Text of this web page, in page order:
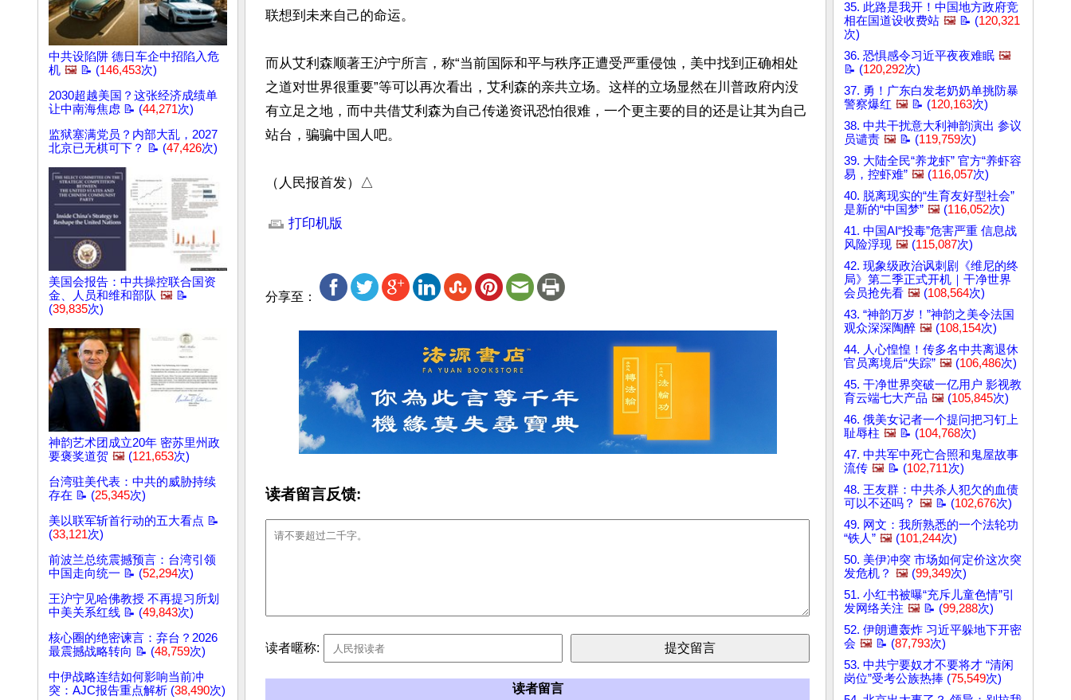
中共设陷阱 德日车企中招陷入危
机 🖼️ 📝 (146,453次)
2030超越美国？这张经济成绩单
让中南海焦虑 📝 (44,271次)
监狱塞满党员？内部大乱，2027
北京已无棋可下？ 📝 (47,426次)
美国会报告：中共操控联合国资
金、人员和维和部队 🖼️ 📝
(39,835次)
神韵艺术团成立20年 密苏里州政
要褒奖道贺 🖼️ (121,653次)
台湾驻美代表：中共的威胁持续
存在 📝 (25,345次)
美以联军斩首行动的五大看点 📝
(33,121次)
前波兰总统震撼预言：台湾引领
中国走向统一 📝 (52,294次)
王沪宁见哈佛教授 不再提习所划
中美关系红线 📝 (49,843次)
核心圈的绝密谏言：弃台？2026
最震撼战略转向 📝 (48,759次)
中伊战略连结如何影响当前冲
突：AJC报告重点解析 (38,490次)
联想到未来自己的命运。
而从艾利森顺著王沪宁所言，称“当前国际和平与秩序正遭受严重侵蚀，美中找到正确相处
之道对世界很重要”等可以再次看出，艾利森的亲共立场。这样的立场显然在川普政府内没
有立足之地，而中共借艾利森为自己传递资讯恐怕很难，一个更主要的目的还是让其为自己
站台，骗骗中国人吧。
（人民报首发）△
打印机版
分享至：
读者留言反馈:
读者暱称:
读者留言
35. 此路是我开！中国地方政府竞
相在国道设收费站 🖼️ 📝 (120,321
次)
36. 恐惧感令习近平夜夜难眠 🖼️
📝 (120,292次)
37. 勇！广东白发老奶奶单挑防暴
警察爆红 🖼️ 📝 (120,163次)
38. 中共干扰意大利神韵演出 参议
员谴责 🖼️ 📝 (119,759次)
39. 大陆全民“养龙虾” 官方“养虾容
易，控虾难” 🖼️ (116,057次)
40. 脱离现实的“生育友好型社会”
是新的“中国梦” 🖼️ (116,052次)
41. 中国AI“投毒”危害严重 信息战
风险浮现 🖼️ (115,087次)
42. 现象级政治讽刺剧《维尼的终
局》第二季正式开机｜干净世界
会员抢先看 🖼️ (108,564次)
43. “神韵万岁！”神韵之美令法国
观众深深陶醉 🖼️ (108,154次)
44. 人心惶惶！传多名中共离退休
官员离境后“失踪” 🖼️ (106,486次)
45. 干净世界突破一亿用户 影视教
育云端七大产品 🖼️ (105,845次)
46. 俄美女记者一个提问把习钉上
耻辱柱 🖼️ 📝 (104,768次)
47. 中共军中死亡合照和鬼屋故事
流传 🖼️ 📝 (102,711次)
48. 王友群：中共杀人犯欠的血债
可以不还吗？ 🖼️ 📝 (102,676次)
49. 网文：我所熟悉的一个法轮功
“铁人” 🖼️ (101,244次)
50. 美伊冲突 市场如何定价这次突
发危机？ 🖼️ (99,349次)
51. 小红书被曝“充斥儿童色情”引
发网络关注 🖼️ 📝 (99,288次)
52. 伊朗遭轰炸 习近平躲地下开密
会 🖼️ 📝 (87,793次)
53. 中共宁要奴才不要将才 “清闲
岗位”受考公族热捧 (75,549次)